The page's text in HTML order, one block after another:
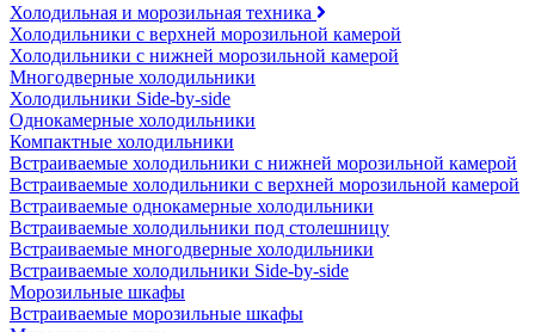
Холодильная и морозильная техника
Холодильники с верхней морозильной камерой
Холодильники с нижней морозильной камерой
Многодверные холодильники
Холодильники Side-by-side
Однокамерные холодильники
Компактные холодильники
Встраиваемые холодильники с нижней морозильной камерой
Встраиваемые холодильники с верхней морозильной камерой
Встраиваемые однокамерные холодильники
Встраиваемые холодильники под столешницу
Встраиваемые многодверные холодильники
Встраиваемые холодильники Side-by-side
Морозильные шкафы
Встраиваемые морозильные шкафы